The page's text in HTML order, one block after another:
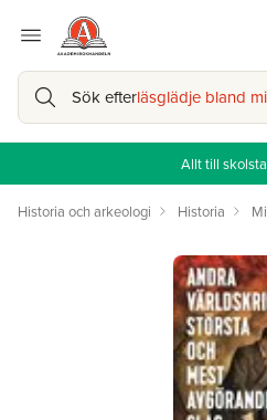
Sök efterläsglädje bland
Allt till
Historia och arkeologi Historia